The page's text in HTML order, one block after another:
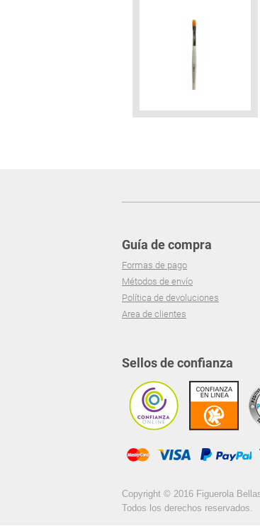
Guía de compra
Formas de pago
Métodos de envío
Política de devoluciones
Area de clientes
Sellos de confianza
Copyright © 2016 Figuerola
Todos los derechos reservados.